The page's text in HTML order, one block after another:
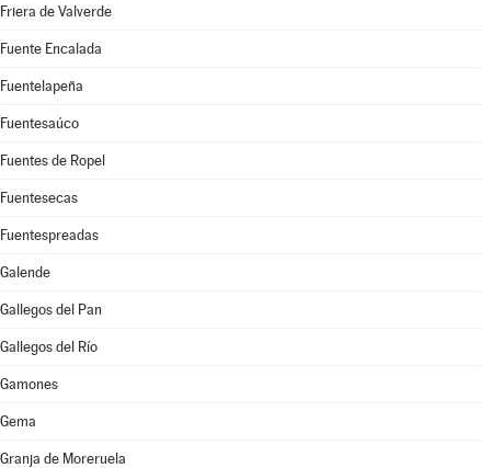
Friera de Valverde
Fuente Encalada
Fuentelapeña
Fuentesaúco
Fuentes de Ropel
Fuentesecas
Fuentespreadas
Galende
Gallegos del Pan
Gallegos del Río
Gamones
Gema
Granja de Moreruela